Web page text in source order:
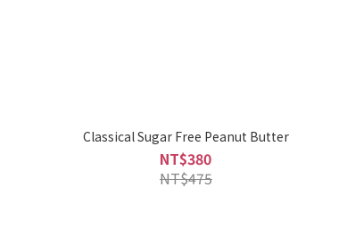
Classical Sugar Free Peanut Butter
NT$380
NT$475